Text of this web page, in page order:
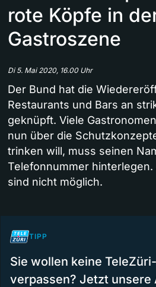
rote Köpfe in
Gastroszene
Di 5. Mai 2020, 16.00 Uhr
Der Bund hat die
Restaurants und Bars an
geknüpft. Viele
nun über die
trinken will, muss seinen
Telefonnummer
sind nicht möglich.
TIPP
Sie wollen keine
verpassen? Jetzt unsere